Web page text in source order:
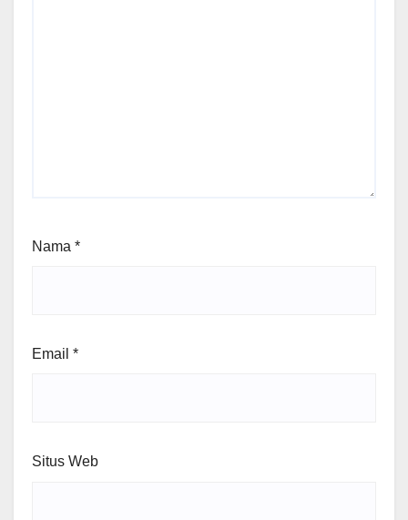
Nama *
Email *
Situs Web